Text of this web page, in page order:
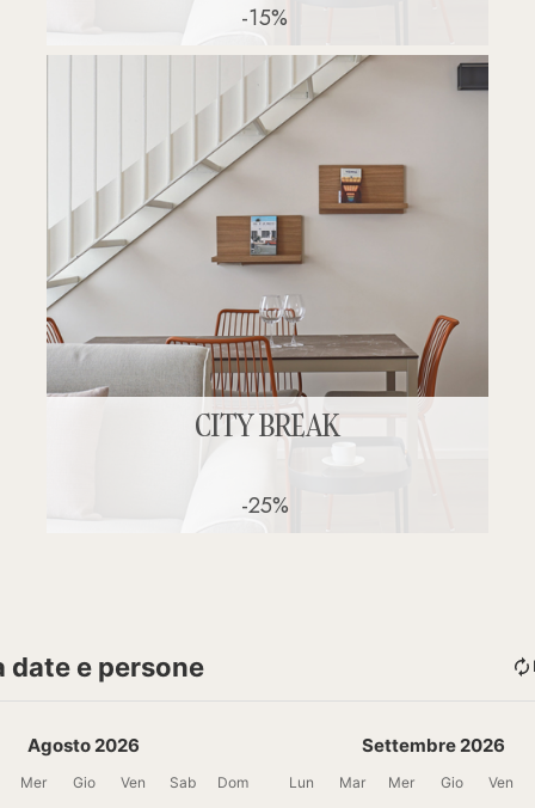
-15%
CITY BREAK
-25%
date e persone
Agosto 2026
Mer Gio Ven Sab Dom
Settembre 2026
Lun Mar Mer Gio Ven